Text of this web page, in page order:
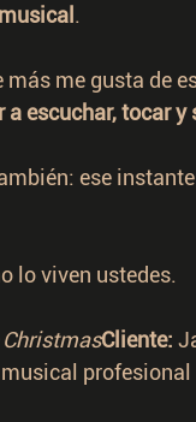
.
más me gusta de
a escuchar, tocar
ese
lo viven ustedes.
Cliente:
profesional